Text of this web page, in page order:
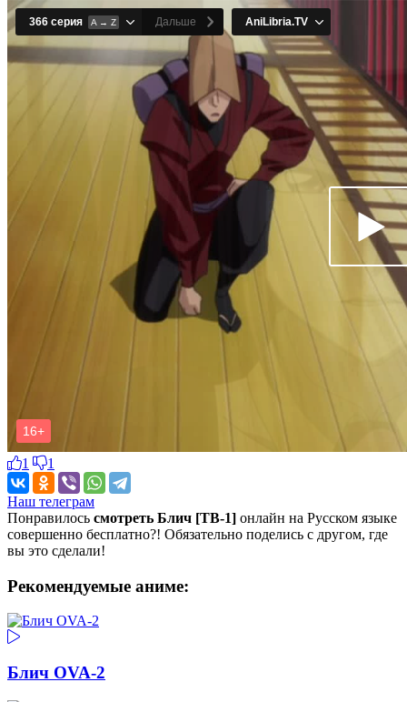
1 1
Наш телеграм
Понравилось смотреть Блич [ТВ-1] онлайн на Русском языке
совершенно бесплатно?! Обязательно поделись с другом, где
вы это сделали!
Рекомендуемые аниме:
Блич OVA-2